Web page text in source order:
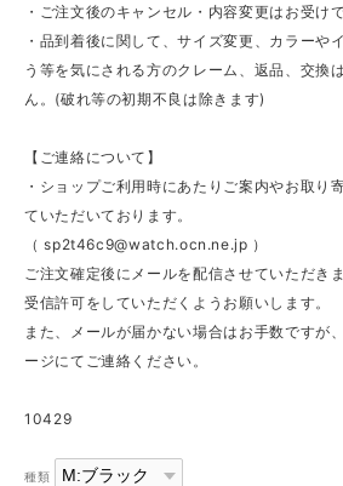
・ご注文後のキャンセル・内容変更はお受け
・品到着後に関して、サイズ変更、カラーや
う等を気にされる方のクレーム、返品、交換
ん。(破れ等の初期不良は除きます)
【ご連絡について】
・ショップご利用時にあたりご案内やお取り
ていただいております。
（sp2t46c9@watch.ocn.ne.jp ）
ご注文確定後にメールを配信させていただき
受信許可をしていただくようお願いします。
また、メールが届かない場合はお手数ですが
ージにてご連絡ください。
10429
種類